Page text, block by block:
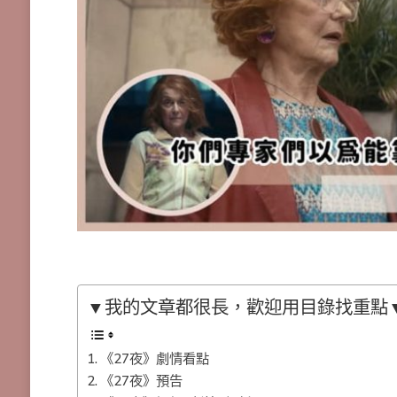
▼我的文章都很長，歡迎用目錄找重
《27夜》劇情看點
《27夜》預告